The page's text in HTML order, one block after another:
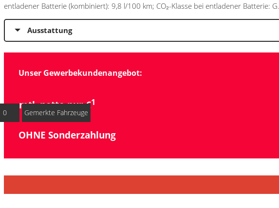
entladener Batterie (kombiniert): 9,8 l/100 km; CO₂-Klasse bei entladener Batterie: G.
Ausstattung
Unser Gewerbekundenangebot:
mtl. netto nur €1
OHNE Sonderzahlung
0 Gemerkte Fahrzeuge